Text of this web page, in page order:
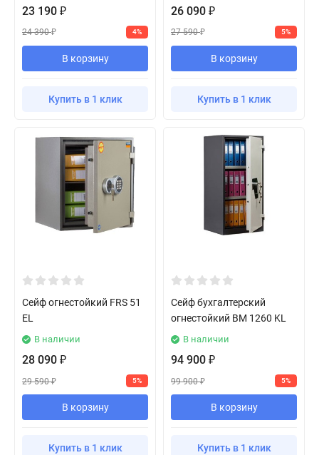
23 190 ₽
24 390₽ 4%
В корзину
Купить в 1 клик
26 090 ₽
27 590₽ 5%
В корзину
Купить в 1 клик
Сейф огнестойкий FRS 51
EL
В наличии
28 090 ₽
29 590₽ 5%
В корзину
Купить в 1 клик
Сейф бухгалтерский
огнестойкий BM 1260 KL
В наличии
94 900 ₽
99 900₽ 5%
В корзину
Купить в 1 клик